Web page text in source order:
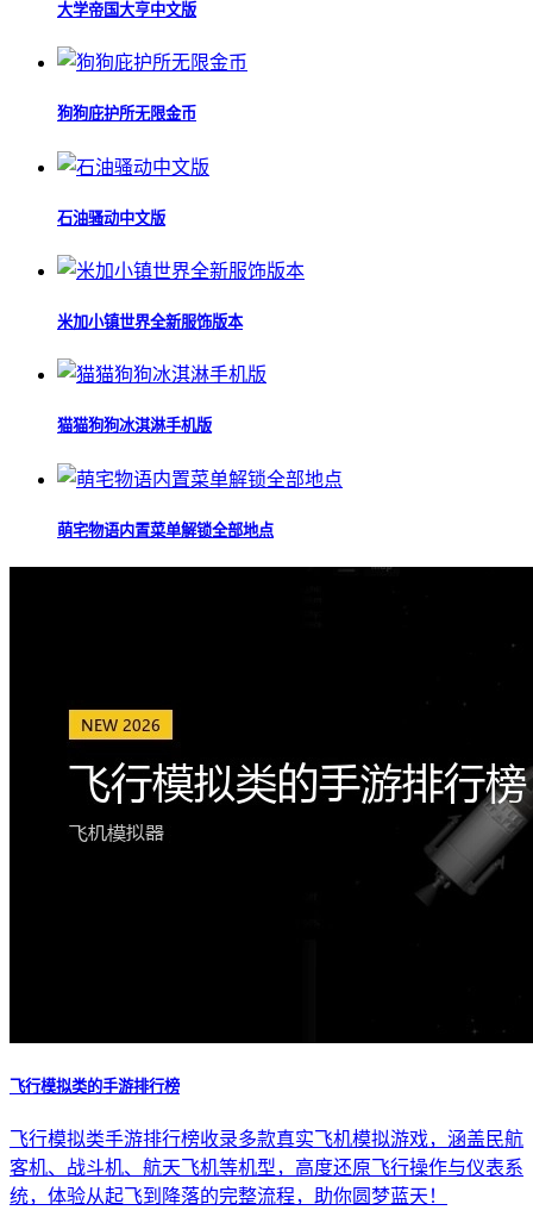
大学帝国大亨中文版
狗狗庇护所无限金币
石油骚动中文版
米加小镇世界全新服饰版本
猫猫狗狗冰淇淋手机版
萌宅物语内置菜单解锁全部地点
飞行模拟类的手游排行榜
飞行模拟类手游排行榜收录多款真实飞机模拟游戏，涵盖民航
客机、战斗机、航天飞机等机型，高度还原飞行操作与仪表系
统，体验从起飞到降落的完整流程，助你圆梦蓝天！